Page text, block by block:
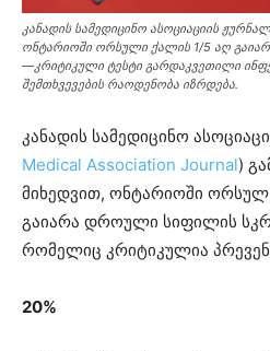
კანადის სამედიცინო ასოციაციის
ონტარიოში ორსული ქალის 1/5 აღ
—კრიტიკული ტესტი გარდაკვეთილი
შემთხვევების რაოდენობა იზრდება.
კანადის სამედიცინო
Medical Association Journal)
მიხედვით, ონტარიოში
გაიარა დროული სიფილის
რომელიც კრიტიკულია
20%